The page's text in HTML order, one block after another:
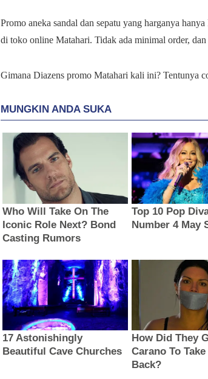
Promo aneka sandal dan sepatu yang harganya
di toko online Matahari. Tidak ada minimal order,
Gimana Diazens promo Matahari kali ini? Tentunya